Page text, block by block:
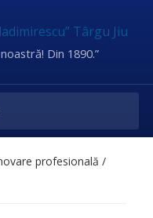
Din 1890.”
profesională /